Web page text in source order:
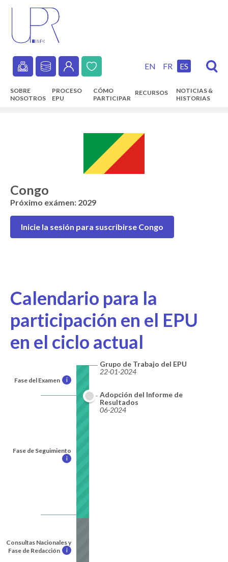
content
Secondary
navigation
EN FR ES
SOBRE
NOSOTROS
PROCESO
EPU
CÓMO
PARTICIPAR
RECURSOS
NOTICIAS &
HISTORIAS
Congo
Próximo exámen: 2029
Inicie la sesión para suscribirse Congo
Calendario para la
participación en el EPU
en el ciclo actual
Fase del Examen i
Fase de Seguimiento
i
Consultas Nacionales y
Fase de Redacción
i
Grupo de Trabajo del EPU
22-01-2024
Adopción del Informe de
Resultados
06-2024